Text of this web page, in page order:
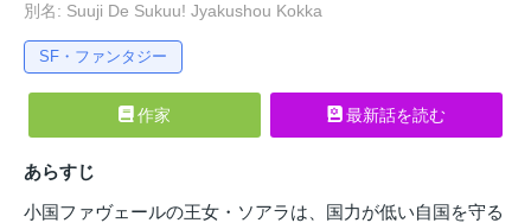
別名: Suuji De Sukuu! Jyakushou Kokka
SF・ファンタジー
作家 最新話を読む
あらすじ
小国ファヴェールの王女・ソアラは、国力が低い自国を守る